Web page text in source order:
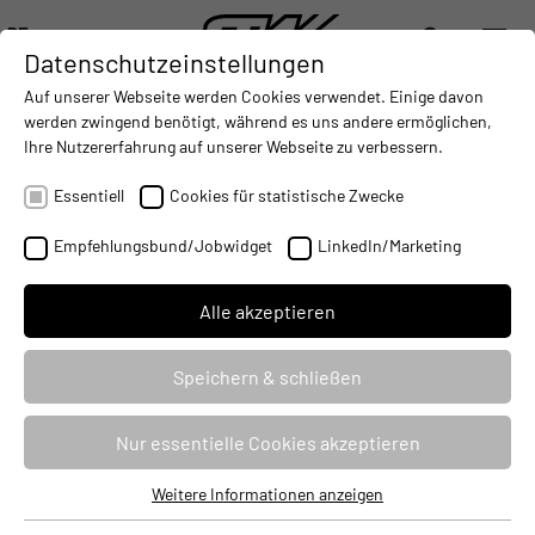
DE
DEUTSCH (DE)
ENGLISH (EN)
中文 (ZH)
DIGITALISIERUNG - CONNECTING THE WORLD OF MOBILE MACHINES
AUTOMATISIERUNG - IMPROVING MOBILE MACHINES
INTEGRATION
CHEMNITZ
05.02.2020
Datenschutzeinstellungen
Auf unserer Webseite werden Cookies verwendet. Einige davon
werden zwingend benötigt, während es uns andere ermöglichen,
Ihre Nutzererfahrung auf unserer Webseite zu verbessern.
Essentiell Cookies für statistische Zwecke
Empfehlungsbund/Jobwidget LinkedIn/Marketing
Alle akzeptieren
Speichern & schließen
Nur essentielle Cookies akzeptieren
Weitere Informationen anzeigen